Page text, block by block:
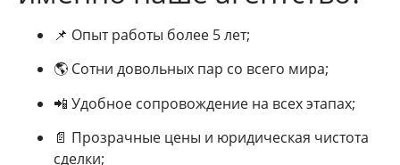
📌 Опыт работы более 5 лет;
🌎 Сотни довольных пар со всего мира;
📲 Удобное сопровождение на всех этапах;
📄 Прозрачные цены и юридическая чистота
сделки;